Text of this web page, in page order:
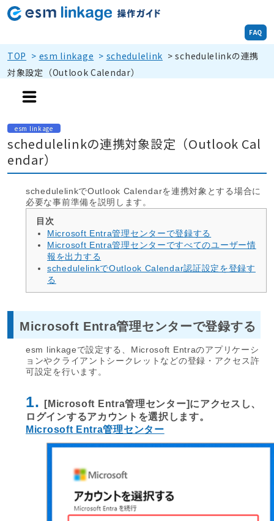
FAQ
TOP > esm linkage > schedulelink > schedulelinkの連携
対象設定（Outlook Calendar）
esm linkage
schedulelinkの連携対象設定（Outlook Cal
endar）
schedulelinkでOutlook Calendarを連携対象とする場合に
必要な事前準備を説明します。
Microsoft Entra管理センターで登録する
Microsoft Entra管理センターですべてのユーザー情
報を出力する
schedulelinkでOutlook Calendar認証設定を登録す
る
Microsoft Entra管理センターで登録する
esm linkageで設定する、Microsoft Entraのアプリケーシ
ョンやクライアントシークレットなどの登録・アクセス許
可設定を行います。
1.
[Microsoft Entra管理センター]にアクセスし、
ログインするアカウントを選択します。
Microsoft Entra管理センター